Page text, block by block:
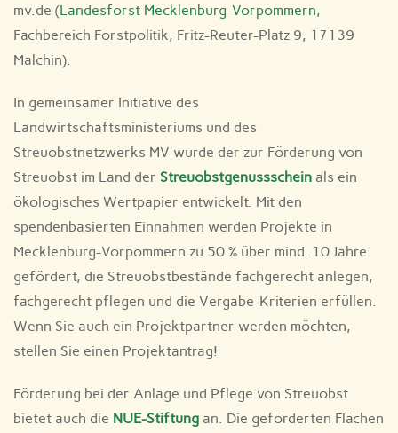
mv.de (Landesforst Mecklenburg-Vorpommern,
Fachbereich Forstpolitik, Fritz-Reuter-Platz 9, 17139
Malchin).
In gemeinsamer Initiative des
Landwirtschaftsministeriums und des
Streuobstnetzwerks MV wurde der zur Förderung von
Streuobst im Land der Streuobstgenussschein als ein
ökologisches Wertpapier entwickelt. Mit den
spendenbasierten Einnahmen werden Projekte in
Mecklenburg-Vorpommern zu 50 % über mind. 10 Jahre
gefördert, die Streuobstbestände fachgerecht anlegen,
fachgerecht pflegen und die Vergabe-Kriterien erfüllen.
Wenn Sie auch ein Projektpartner werden möchten,
stellen Sie einen Projektantrag!
Förderung bei der Anlage und Pflege von Streuobst
bietet auch die NUE-Stiftung an. Die geförderten Flächen